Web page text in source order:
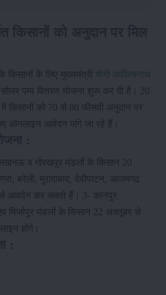
के लिए मुख्यमंत्री योगी आदित्यनाथ
पम्प वितरण योजना शुरू कर दी है। 20
किसानों को 70 से 80 फीसदी अनुदान पर
ऑनलाइन आवेदन मांगे जा रहे हैं।
लखनऊ व गोरखपुर मंडलों के किसान 20
बरेली, मुरादाबाद, देवीपाटन, आजमगढ
से आवदेन कर सकते हैं। 3- कानपुर,
मिर्जापुर मंडलों के किसान 22 अक्तूबर से
होंगे।